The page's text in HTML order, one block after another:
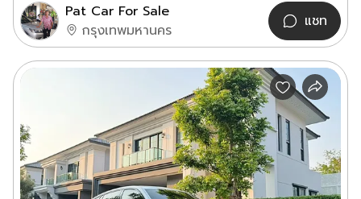
Pat Car For Sale
กรุงเทพมหานคร
แชท